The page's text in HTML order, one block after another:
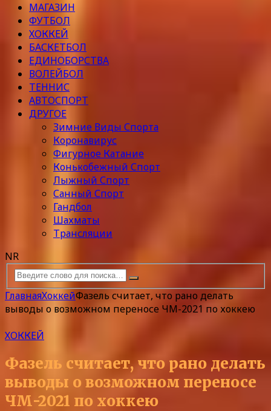
МАГАЗИН
ФУТБОЛ
ХОККЕЙ
БАСКЕТБОЛ
ЕДИНОБОРСТВА
ВОЛЕЙБОЛ
ТЕННИС
АВТОСПОРТ
ДРУГОЕ
Зимние Виды Спорта
Коронавирус
Фигурное Катание
Конькобежный Спорт
Лыжный Спорт
Санный Спорт
Гандбол
Шахматы
Трансляции
NR
ГлавнаяХоккейФазель считает, что рано делать
выводы о возможном переносе ЧМ-2021 по хоккею
ХОККЕЙ
Фазель считает, что рано делать
выводы о возможном переносе
ЧМ-2021 по хоккею